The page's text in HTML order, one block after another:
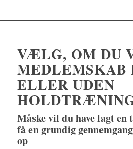
VÆLG, OM DU
MEDLEMSKAB
ELLER UDEN
Måske vil du have lagt
få en grundig
op